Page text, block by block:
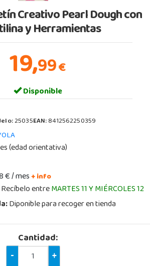
Creativo Pearl Dough con
y Herramientas
19,99€
Disponible
25035EAN:8412562250359
(edad orientativa)
€ / mes+ info
Recíbelo entreMARTES 11 Y MIÉRCOLES 12
Diponible para recoger en tienda
Cantidad:
-
+